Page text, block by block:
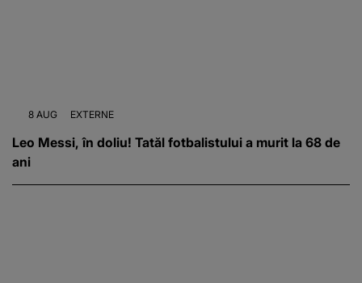
8 AUG EXTERNE
Leo Messi, în doliu! Tatăl fotbalistului a murit la 68 de
ani